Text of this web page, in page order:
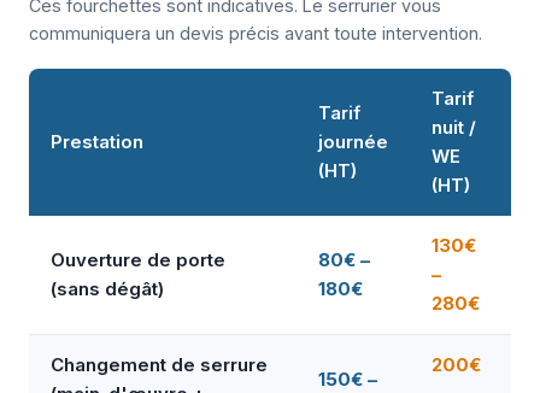
Ces fourchettes sont indicatives. Le serrurier vous
communiquera un devis précis avant toute intervention.
Prestation
Tarif
journée
(HT)
Tarif
nuit /
WE
(HT)
Ouverture de porte
(sans dégât)
80€ –
180€
130€
–
280€
Changement de serrure
150€ –
200€